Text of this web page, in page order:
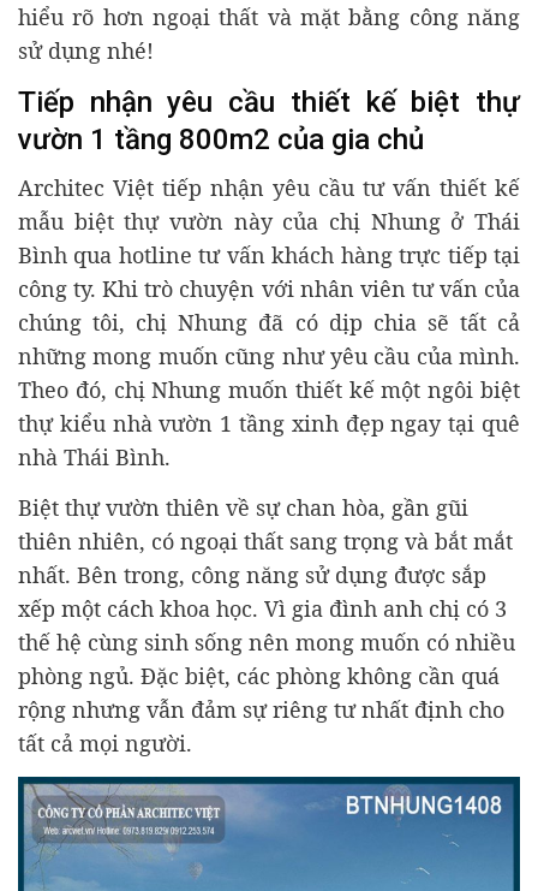
hiểu rõ hơn ngoại thất và mặt bằng công năng
sử dụng nhé!
Tiếp nhận yêu cầu thiết kế biệt thự
vườn 1 tầng 800m2 của gia chủ
Architec Việt tiếp nhận yêu cầu tư vấn thiết kế
mẫu biệt thự vườn này của chị Nhung ở Thái
Bình qua hotline tư vấn khách hàng trực tiếp tại
công ty. Khi trò chuyện với nhân viên tư vấn của
chúng tôi, chị Nhung đã có dịp chia sẽ tất cả
những mong muốn cũng như yêu cầu của mình.
Theo đó, chị Nhung muốn thiết kế một ngôi biệt
thự kiểu nhà vườn 1 tầng xinh đẹp ngay tại quê
nhà Thái Bình.
Biệt thự vườn thiên về sự chan hòa, gần gũi
thiên nhiên, có ngoại thất sang trọng và bắt mắt
nhất. Bên trong, công năng sử dụng được sắp
xếp một cách khoa học. Vì gia đình anh chị có 3
thế hệ cùng sinh sống nên mong muốn có nhiều
phòng ngủ. Đặc biệt, các phòng không cần quá
rộng nhưng vẫn đảm sự riêng tư nhất định cho
tất cả mọi người.